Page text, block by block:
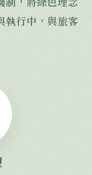
執行中，與旅客